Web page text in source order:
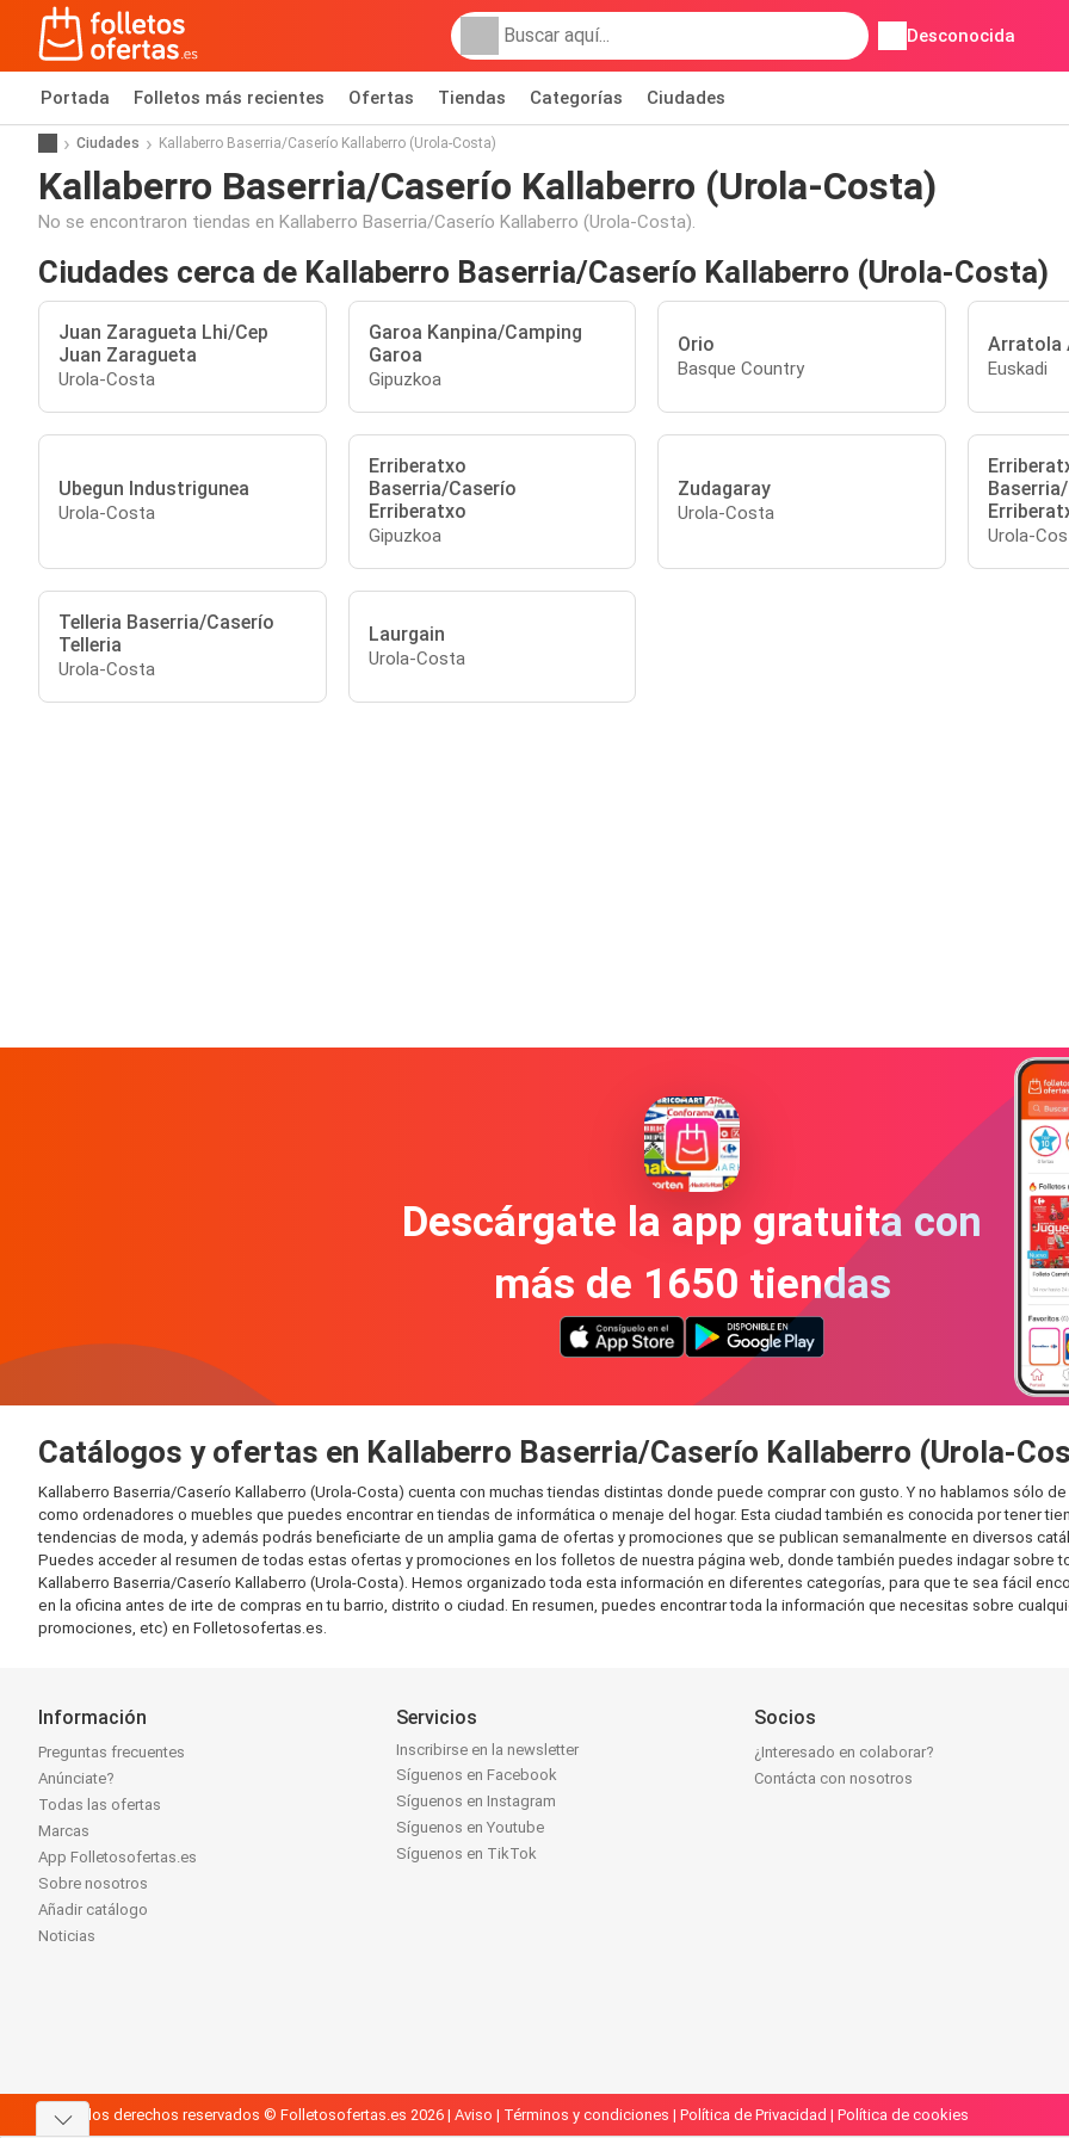
Desconocida
Portada Folletos más recientes Ofertas Tiendas Categorías Ciudades
Ciudades Kallaberro Baserria/Caserío Kallaberro (Urola-Costa)
Kallaberro Baserria/Caserío Kallaberro (Urola-Costa)
No se encontraron tiendas en Kallaberro Baserria/Caserío Kallaberro (Urola-Costa).
Ciudades cerca de Kallaberro Baserria/Caserío Kallaberro (Urola-Costa)
Juan Zaragueta Lhi/Cep
Juan Zaragueta
Urola-Costa
Garoa Kanpina/Camping
Garoa
Gipuzkoa
Orio
Basque Country
Arratola
Euskadi
Ubegun Industrigunea
Urola-Costa
Erriberatxo
Baserria/Caserío
Erriberatxo
Gipuzkoa
Zudagaray
Urola-Costa
Urola-
Telleria Baserria/Caserío
Telleria
Urola-Costa
Laurgain
Urola-Costa
Descárgate la app gratuita con
más de 1650 tiendas
Catálogos y ofertas en Kallaberro Baserria/Caserío Kallaberro (Urola-
Kallaberro Baserria/Caserío Kallaberro (Urola-Costa) cuenta con muchas tiendas distintas donde puede comprar con gusto. Y no hablamos sólo
como ordenadores o muebles que puedes encontrar en tiendas de informática o menaje del hogar. Esta ciudad también es conocida por tener
tendencias de moda, y además podrás beneficiarte de un amplia gama de ofertas y promociones que se publican semanalmente en diversos
Puedes acceder al resumen de todas estas ofertas y promociones en los folletos de nuestra página web, donde también puedes indagar sobre
Kallaberro Baserria/Caserío Kallaberro (Urola-Costa). Hemos organizado toda esta información en diferentes categorías, para que te sea fácil
en la oficina antes de irte de compras en tu barrio, distrito o ciudad. En resumen, puedes encontrar toda la información que necesitas sobre
promociones, etc) en Folletosofertas.es.
Información
Preguntas frecuentes
Anúnciate?
Todas las ofertas
Marcas
App Folletosofertas.es
Sobre nosotros
Añadir catálogo
Noticias
Servicios
Inscribirse en la newsletter
Síguenos en Facebook
Síguenos en Instagram
Síguenos en Youtube
Síguenos en TikTok
Socios
¿Interesado en colaborar?
Contácta con nosotros
Todos los derechos reservados © Folletosofertas.es 2026 | Aviso | Términos y condiciones | Política de Privacidad | Política de cookies